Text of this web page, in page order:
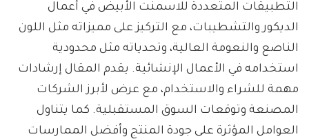
التطبيقات المتعددة للاسمنت الأبيض في أعمال
الديكور والتشطيبات، مع التركيز على مميزاته مثل اللون
الناصع والنعومة العالية، وتحدياته مثل محدودية
استخدامه في الأعمال الإنشائية. يقدم المقال إرشادات
مهمة للشراء والاستخدام، مع عرض لأبرز الشركات
المصنعة وتوقعات السوق المستقبلية. كما يتناول
العوامل المؤثرة على جودة المنتج وأفضل الممارسات